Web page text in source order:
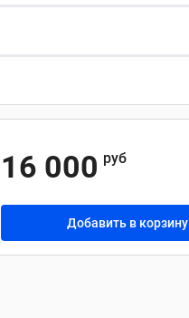
16 000 руб
Добавить в корзину